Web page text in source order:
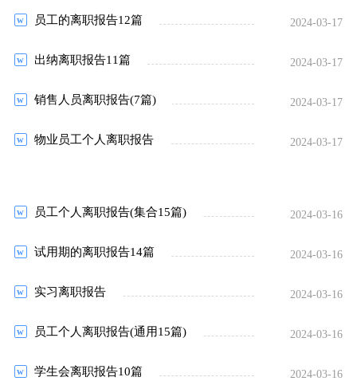
员工的离职报告12篇 2024-03-17
出纳离职报告11篇 2024-03-17
销售人员离职报告(7篇) 2024-03-17
物业员工个人离职报告 2024-03-17
员工个人离职报告(集合15篇) 2024-03-16
试用期的离职报告14篇 2024-03-16
实习离职报告 2024-03-16
员工个人离职报告(通用15篇) 2024-03-16
学生会离职报告10篇 2024-03-16